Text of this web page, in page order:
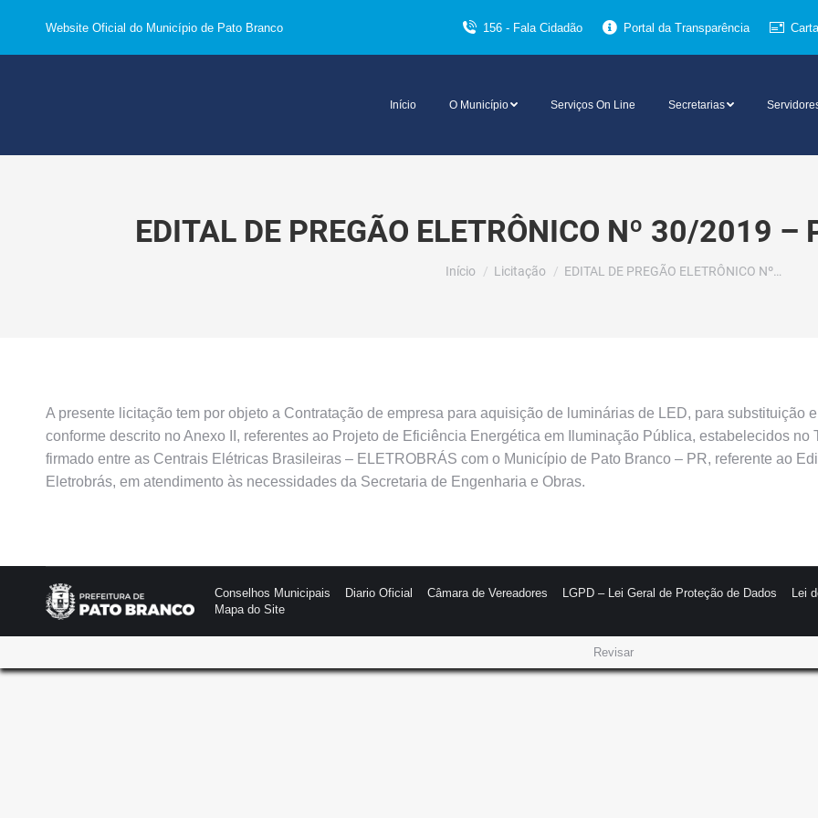
Website Oficial do Município de Pato Branco 156 - Fala Cidadão Portal da Transparência
Início O Município Serviços On Line Secretarias
EDITAL DE PREGÃO ELETRÔNICO Nº 30/2019 –
Você está aqui:
Início Licitação EDITAL DE PREGÃO ELETRÔNICO Nº…
A presente licitação tem por objeto a Contratação de empresa para aquisição de luminárias de LED, para substituição
conforme descrito no Anexo II, referentes ao Projeto de Eficiência Energética em Iluminação Pública, estabelecidos
firmado entre as Centrais Elétricas Brasileiras – ELETROBRÁS com o Município de Pato Branco – PR, referente ao
Eletrobrás, em atendimento às necessidades da Secretaria de Engenharia e Obras.
Conselhos Municipais Diario Oficial Câmara de Vereadores LGPD – Lei Geral de Proteção de Dados Lei
Mapa do Site
Revisar